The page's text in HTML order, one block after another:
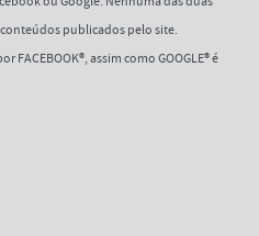
publicados pelo site.
FACEBOOK®, assim como GOOGLE® é